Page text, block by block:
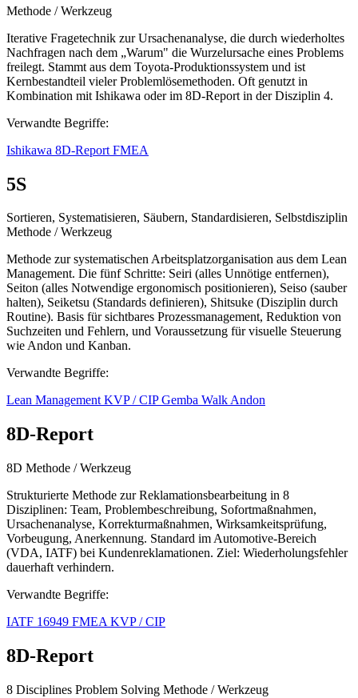
Methode / Werkzeug
Iterative Fragetechnik zur Ursachenanalyse, die durch wiederholtes
Nachfragen nach dem „Warum" die Wurzelursache eines Problems
freilegt. Stammt aus dem Toyota-Produktionssystem und ist
Kernbestandteil vieler Problemlösemethoden. Oft genutzt in
Kombination mit Ishikawa oder im 8D-Report in der Disziplin 4.
Verwandte Begriffe:
Ishikawa 8D-Report FMEA
5S
Sortieren, Systematisieren, Säubern, Standardisieren, Selbstdisziplin
Methode / Werkzeug
Methode zur systematischen Arbeitsplatzorganisation aus dem Lean
Management. Die fünf Schritte: Seiri (alles Unnötige entfernen),
Seiton (alles Notwendige ergonomisch positionieren), Seiso (sauber
halten), Seiketsu (Standards definieren), Shitsuke (Disziplin durch
Routine). Basis für sichtbares Prozessmanagement, Reduktion von
Suchzeiten und Fehlern, und Voraussetzung für visuelle Steuerung
wie Andon und Kanban.
Verwandte Begriffe:
Lean ManagementKVP / CIPGemba WalkAndon
8D-Report
8D Methode / Werkzeug
Strukturierte Methode zur Reklamationsbearbeitung in 8
Disziplinen: Team, Problembeschreibung, Sofortmaßnahmen,
Ursachenanalyse, Korrekturmaßnahmen, Wirksamkeitsprüfung,
Vorbeugung, Anerkennung. Standard im Automotive-Bereich
(VDA, IATF) bei Kundenreklamationen. Ziel: Wiederholungsfehler
dauerhaft verhindern.
Verwandte Begriffe:
IATF 16949 FMEA KVP / CIP
8D-Report
8 Disciplines Problem Solving Methode / Werkzeug